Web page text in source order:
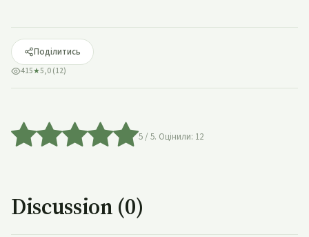
Поділитись
415★5,0 (12)
5/ 5. Оцінили: 12
Discussion (0)